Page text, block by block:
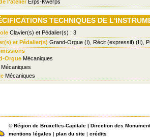
l'atelier Erps-Kwerps
TECHNIQUES DE
Clavier(s) et Pédalier(s) : 3
et Pédalier(s) Grand-Orgue (I), Récit (expressif) (II),
Orgue Mécaniques
Mécaniques
Mécaniques
©Région de Bruxelles-Capitale | Direction des
mentions légales | plan du site | crédits